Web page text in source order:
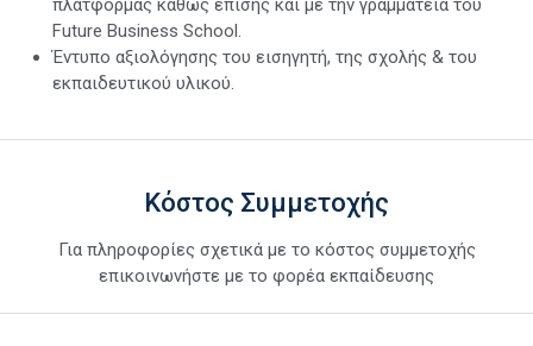
πλατφόρμας καθώς επίσης και με την γραμματεία του
Future Business School.
Έντυπο αξιολόγησης του εισηγητή, της σχολής & του
εκπαιδευτικού υλικού.
Κόστος Συμμετοχής
Για πληροφορίες σχετικά με το κόστος συμμετοχής
επικοινωνήστε με το φορέα εκπαίδευσης